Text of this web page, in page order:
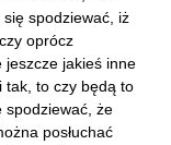
spodziewać, iż
oprócz
jeszcze jakieś inne
tak, to czy będą to
spodziewać, że
posłuchać